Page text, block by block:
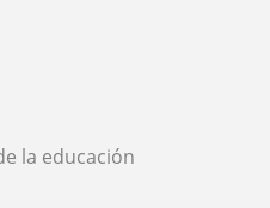
la educación